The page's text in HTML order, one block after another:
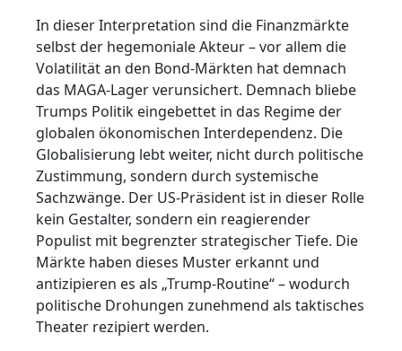
In dieser Interpretation sind die Finanzmärkte
selbst der hegemoniale Akteur – vor allem die
Volatilität an den Bond-Märkten hat demnach
das MAGA-Lager verunsichert. Demnach bliebe
Trumps Politik eingebettet in das Regime der
globalen ökonomischen Interdependenz. Die
Globalisierung lebt weiter, nicht durch politische
Zustimmung, sondern durch systemische
Sachzwänge. Der US-Präsident ist in dieser Rolle
kein Gestalter, sondern ein reagierender
Populist mit begrenzter strategischer Tiefe. Die
Märkte haben dieses Muster erkannt und
antizipieren es als „Trump-Routine“ – wodurch
politische Drohungen zunehmend als taktisches
Theater rezipiert werden.